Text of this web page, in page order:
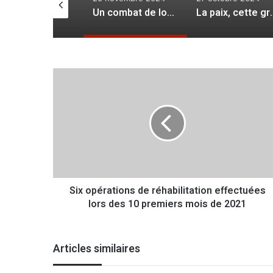
Un combat de longue haleine La
t
e
r
Six opérations de réhabilitation effectuées
lors des 10 premiers mois de 2021
Articles similaires